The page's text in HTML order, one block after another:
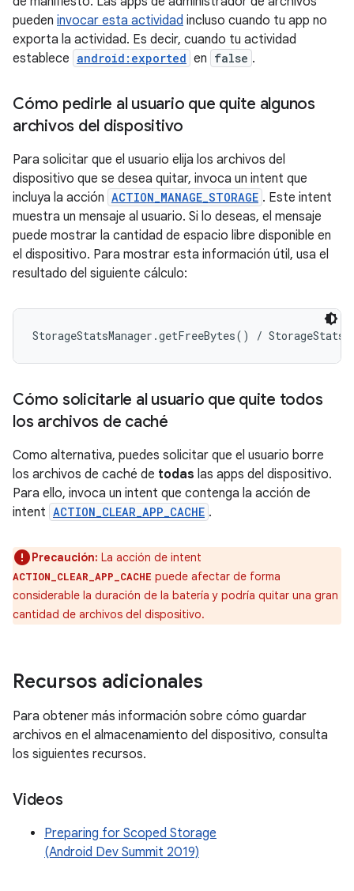
pueden invocar esta actividad incluso cuando tu app no
exporta la actividad. Es decir, cuando tu actividad
establece android:exported en false .
Cómo pedirle al usuario que quite algunos
archivos del dispositivo
Para solicitar que el usuario elija los archivos del
dispositivo que se desea quitar, invoca un intent que
incluya la acción ACTION_MANAGE_STORAGE . Este intent
muestra un mensaje al usuario. Si lo deseas, el mensaje
puede mostrar la cantidad de espacio libre disponible en
el dispositivo. Para mostrar esta información útil, usa el
resultado del siguiente cálculo:
Cómo solicitarle al usuario que quite todos
los archivos de caché
Como alternativa, puedes solicitar que el usuario borre
los archivos de caché de todas las apps del dispositivo.
Para ello, invoca un intent que contenga la acción de
intent ACTION_CLEAR_APP_CACHE .
Precaución: La acción de intent
ACTION_CLEAR_APP_CACHE puede afectar de forma
considerable la duración de la batería y podría quitar una gran
cantidad de archivos del dispositivo.
Recursos adicionales
Para obtener más información sobre cómo guardar
archivos en el almacenamiento del dispositivo, consulta
los siguientes recursos.
Videos
Preparing for Scoped Storage
(Android Dev Summit 2019)